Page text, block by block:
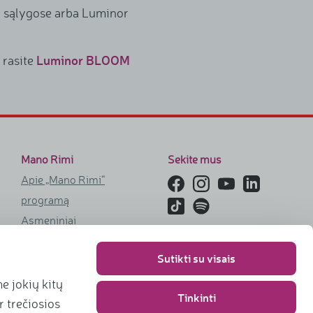
jokių kitų
trečiosios
Sutikti su visais
Tinkinti
arba Luminor
Luminor BLOOM
Mano Rimi
Apie „Mano Rimi“
programą
Asmeniniai
programa
Teisinė informacija
Sekite mus